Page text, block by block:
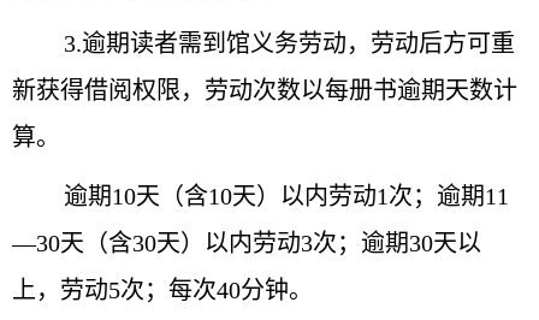
3.逾期读者需到馆义务劳动，劳动后方可重
新获得借阅权限，劳动次数以每册书逾期天数计
算。
逾期10天（含10天）以内劳动1次；逾期11
—30天（含30天）以内劳动3次；逾期30天以
上，劳动5次； 每次40分钟。